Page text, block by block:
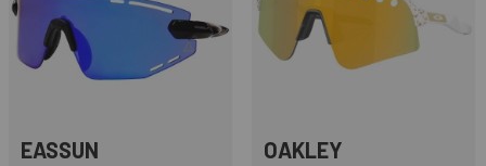
EASSUN OAKLEY